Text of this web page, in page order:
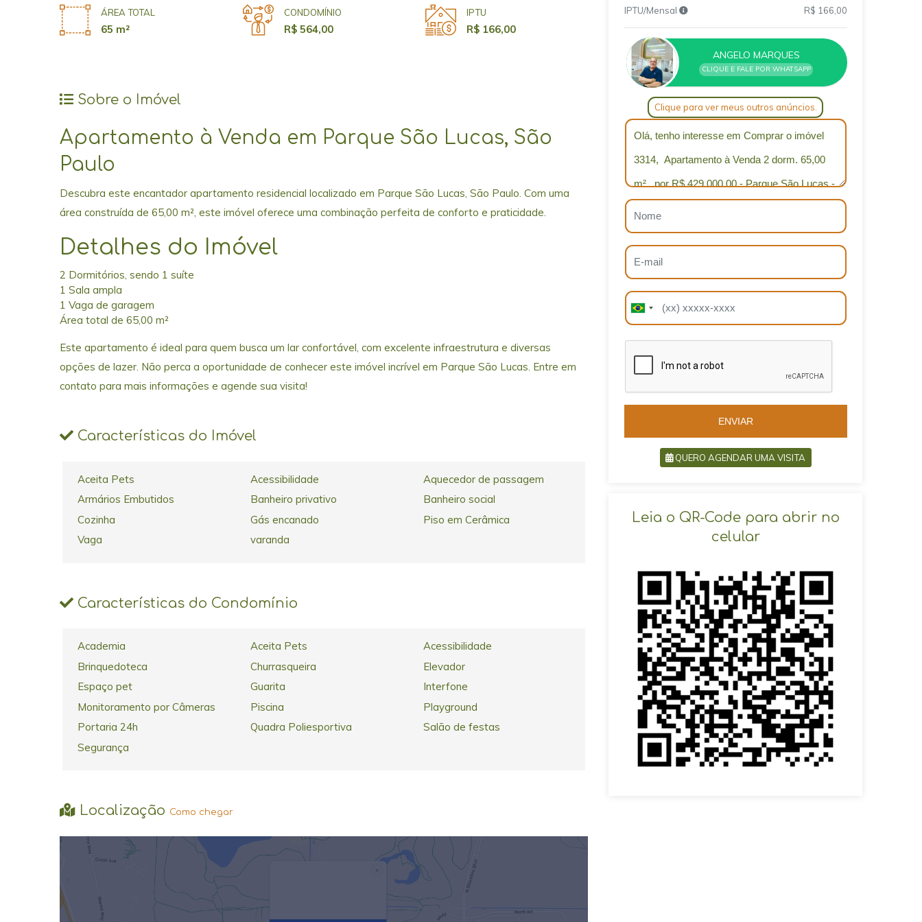
ÁREA TOTAL
65 m²
CONDOMÍNIO
R$ 564,00
IPTU
R$ 166,00
Sobre o Imóvel
Apartamento à Venda em Parque São Lucas, São
Paulo
Descubra este encantador apartamento residencial localizado em Parque São Lucas, São Paulo. Com uma
área construída de 65,00 m², este imóvel oferece uma combinação perfeita de conforto e praticidade.
Detalhes do Imóvel
2 Dormitórios, sendo 1 suíte
1 Sala ampla
1 Vaga de garagem
Área total de 65,00 m²
Este apartamento é ideal para quem busca um lar confortável, com excelente infraestrutura e diversas
opções de lazer. Não perca a oportunidade de conhecer este imóvel incrível em Parque São Lucas. Entre em
contato para mais informações e agende sua visita!
Características do Imóvel
Aceita Pets Acessibilidade
Aquecedor de passagem
Armários Embutidos
Banheiro privativo
Banheiro social
Cozinha
Gás encanado
Piso em Cerâmica
Vaga
varanda
Características do Condomínio
Academia Aceita Pets
Acessibilidade
Brinquedoteca
Churrasqueira
Elevador
Espaço pet
Guarita
Interfone
Monitoramento por Câmeras
Piscina
Playground
Portaria 24h
Quadra Poliesportiva
Salão de festas
Segurança
Localização Como chegar
IPTU/Mensal R$ 166,00
ANGELO MARQUES
CLIQUE E FALE POR WHATSAPP
Clique para ver meus outros anúncios.
B
i
5
5
ENVIAR
QUERO AGENDAR UMA VISITA
Qual o melhor dia e horário pra você?
a
z
VOLTAR
Leia o QR-Code para abrir no
celular